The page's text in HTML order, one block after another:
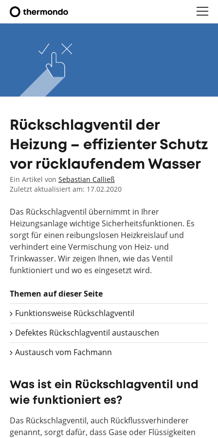
Rückschlagventil der
Heizung – effizienter Schutz
vor rücklaufendem Wasser
Ein Artikel von Sebastian Calließ
Zuletzt aktualisiert am: 17.02.2020
Das Rückschlagventil übernimmt in Ihrer
Heizungsanlage wichtige Sicherheitsfunktionen. Es
sorgt für einen reibungslosen Heizkreislauf und
verhindert eine Vermischung von Heiz- und
Trinkwasser. Wir zeigen Ihnen, wie das Ventil
funktioniert und wo es eingesetzt wird.
Themen auf dieser Seite
Funktionsweise Rückschlagventil
Defektes Rückschlagventil austauschen
Austausch vom Fachmann
Was ist ein Rückschlagventil und
wie funktioniert es?
Das Rückschlagventil, auch Rückflussverhinderer
genannt, sorgt dafür, dass Gase oder Flüssigkeiten